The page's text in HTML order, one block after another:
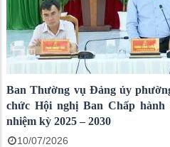
Ban Thường vụ Đảng ủy
chức Hội nghị Ban Chấp
nhiệm kỳ 2025 – 2030
10/07/2026